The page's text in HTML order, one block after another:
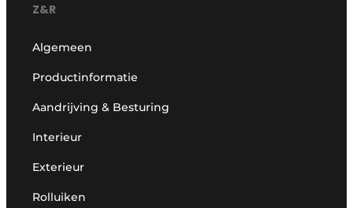
Z&R
Algemeen
Productinformatie
Aandrijving & Besturing
Interieur
Exterieur
Rolluiken